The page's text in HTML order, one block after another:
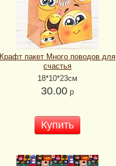
Крафт пакет Много поводов для
счастья
18*10*23см
30.00 р
Купить